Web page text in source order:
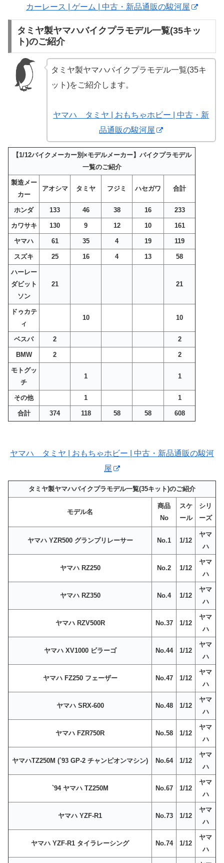
カーレース | ゲーム | 中古・新品通販の駿河屋
タミヤ製ヤマハバイクプラモデル一覧(35キッ
ト)のご紹介
タミヤ製ヤマハバイクプラモデル一覧(35キ
ット)をご紹介します。
ヤマハ タミヤ | おもちゃホビー | 中古・新
品通販の駿河屋
【1/12バイクメーカー別×モデルメーカー】バイクプラモデル
一覧のご紹介
製造メー
カー
アオシマ タミヤ フジミ ハセガワ 合計
ホンダ 133 46 38 16 233
カワサキ 130 9 12 10 161
ヤマハ 61 35 4 19 119
スズキ 25 16 4 13 58
ハーレー
ダビット
ソン
21 21
ドゥカテ
ィ
10 10
ベスパ 2 2
BMW 2 2
モトグッ
チ
1 1
その他 1 1
合計 374 118 58 58 608
ヤマハ タミヤ | おもちゃホビー | 中古・新品通販の駿河
屋
タミヤ製ヤマハバイクプラモデル一覧(35キット)のご紹介
モデル名
商品
No
スケ
ール
シリ
ーズ
ヤマハ YZR500 グランプリレーサー No.1 1/12
ヤマ
ハ
ヤマハ RZ250 No.2 1/12
ヤマ
ハ
ヤマハ RZ350 No.4 1/12
ヤマ
ハ
ヤマハ RZV500R No.37 1/12
ヤマ
ハ
ヤマハ XV1000 ビラーゴ No.44 1/12
ヤマ
ハ
ヤマハ FZ250 フェーザー No.47 1/12
ヤマ
ハ
ヤマハ SRX-600 No.48 1/12
ヤマ
ハ
ヤマハ FZR750R No.58 1/12
ヤマ
ハ
ヤマハTZ250M (`93 GP-2 チャンピオンマシン) No.64 1/12
ヤマ
ハ
`94 ヤマハ TZ250M No.67 1/12
ヤマ
ハ
ヤマハ YZF-R1 No.73 1/12
ヤマ
ハ
ヤマハ YZF-R1 タイラレーシング No.74 1/12
ヤマ
ハ